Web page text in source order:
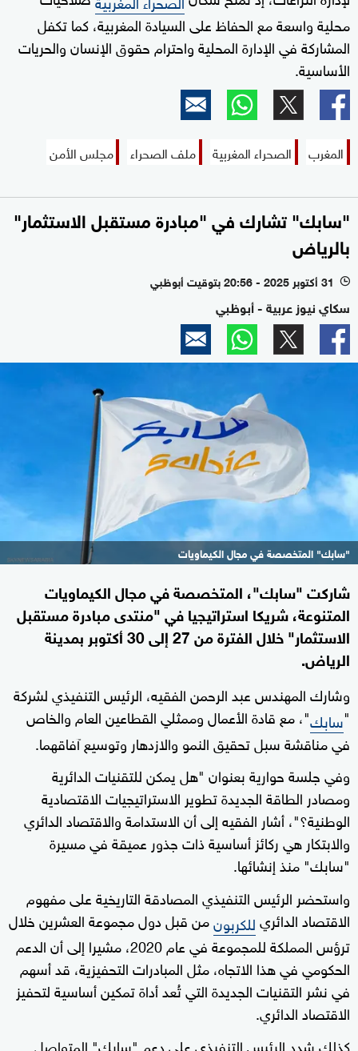
محلية واسعة مع الحفاظ على السيادة المغربية، كما تكفل
المشاركة في الإدارة المحلية واحترام حقوق الإنسان والحريات
الأساسية.
المغرب الصحراء المغربية ملف الصحراء مجلس الأمن
"سابك" تشارك في "مبادرة مستقبل الاستثمار"
بالرياض
l 31 أكتوبر 2025 - 20:56 بتوقيت أبوظبي
سكاي نيوز عربية - أبوظبي
"سابك" المتخصصة في مجال الكيماويات
شاركت "سابك"، المتخصصة في مجال الكيماويات
المتنوعة، شريكا استراتيجيا في "منتدى مبادرة مستقبل
الاستثمار" خلال الفترة من 27 إلى 30 أكتوبر بمدينة
الرياض.
وشارك المهندس عبد الرحمن الفقيه، الرئيس التنفيذي لشركة
"سابك"، مع قادة الأعمال وممثلي القطاعين العام والخاص
في مناقشة سبل تحقيق النمو والازدهار وتوسيع آفاقهما.
وفي جلسة حوارية بعنوان "هل يمكن للتقنيات الدائرية
ومصادر الطاقة الجديدة تطوير الاستراتيجيات الاقتصادية
الوطنية؟"، أشار الفقيه إلى أن الاستدامة والاقتصاد الدائري
والابتكار هي ركائز أساسية ذات جذور عميقة في مسيرة
"سابك" منذ إنشائها.
واستحضر الرئيس التنفيذي المصادقة التاريخية على مفهوم
الاقتصاد الدائريللكربونمن قبل دول مجموعة العشرين خلال
ترؤس المملكة للمجموعة في عام 2020، مشيرا إلى أن الدعم
الحكومي في هذا الاتجاه، مثل المبادرات التحفيزية، قد أسهم
في نشر التقنيات الجديدة التي تُعد أداة تمكين أساسية لتحفيز
الاقتصاد الدائري.
كذلك شدد الرئيس التنفيذي على دعم "سابك" المتواصل